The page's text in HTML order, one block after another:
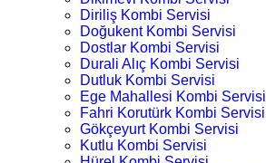
Diriliş Kombi Servisi
Doğukent Kombi Servisi
Dostlar Kombi Servisi
Durali Alıç Kombi Servisi
Dutluk Kombi Servisi
Ege Mahallesi Kombi Servisi
Fahri Korutürk Kombi Servisi
Gökçeyurt Kombi Servisi
Kutlu Kombi Servisi